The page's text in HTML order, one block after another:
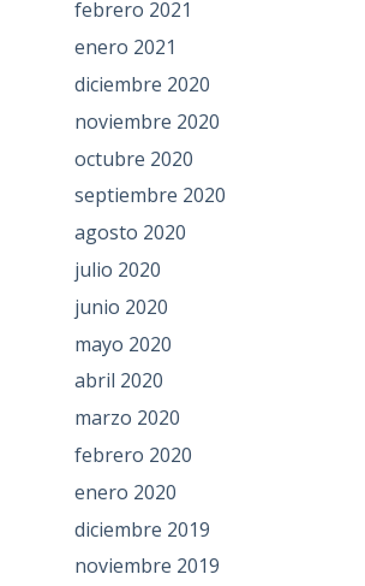
febrero 2021
enero 2021
diciembre 2020
noviembre 2020
octubre 2020
septiembre 2020
agosto 2020
julio 2020
junio 2020
mayo 2020
abril 2020
marzo 2020
febrero 2020
enero 2020
diciembre 2019
noviembre 2019